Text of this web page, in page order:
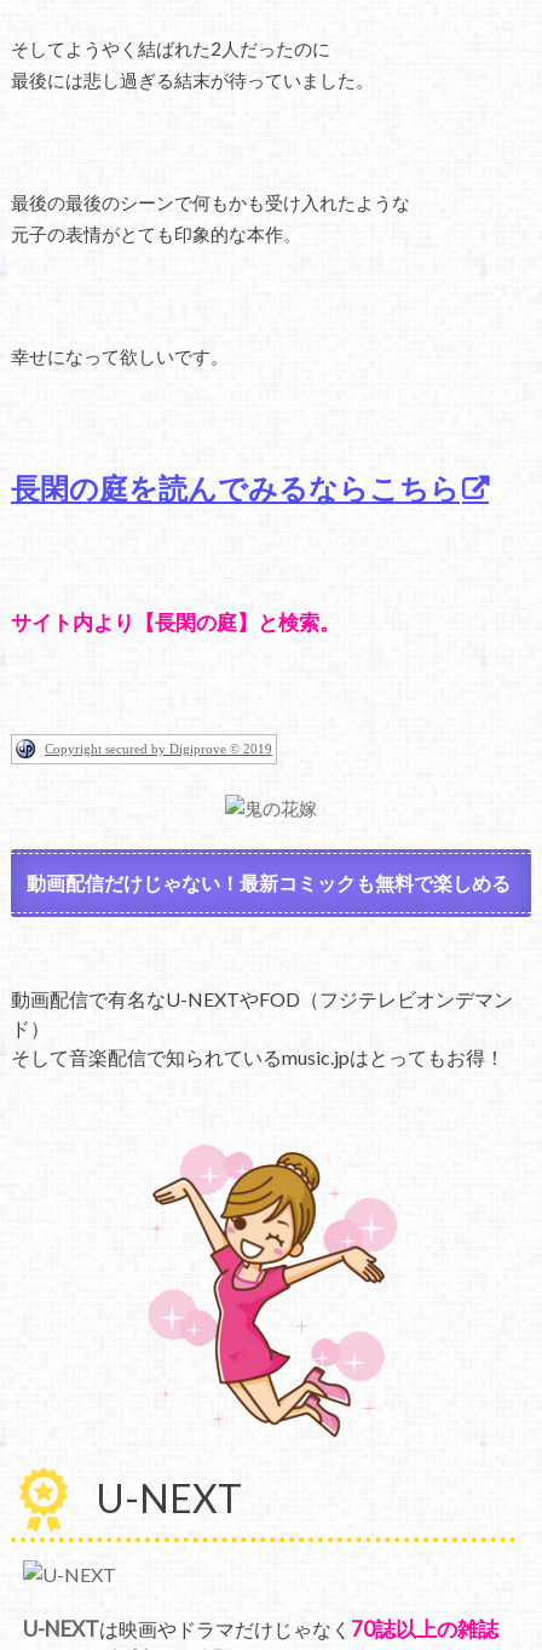
そしてようやく結ばれた2人だったのに
最後には悲し過ぎる結末が待っていました。
最後の最後のシーンで何もかも受け入れたような
元子の表情がとても印象的な本作。
幸せになって欲しいです。
長閑の庭を読んでみるならこちら
サイト内より【長閑の庭】と検索。
Copyright secured by Digiprove © 2019
動画配信だけじゃない！最新コミックも無料で楽しめる
動画配信で有名なU-NEXTやFOD（フジテレビオンデマン
ド）
そして音楽配信で知られているmusic.jpはとってもお得！
U-NEXT
U-NEXTは映画やドラマだけじゃなく 70誌以上の雑誌